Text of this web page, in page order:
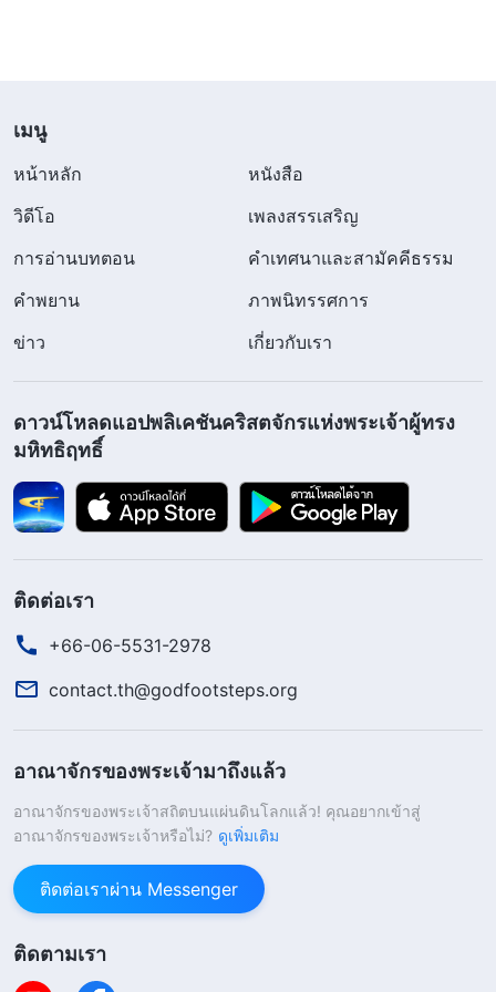
ธรรมชาติอันมุ่งร้ายเยี่ยงซาตาน นี่ยังเป็นอุปนิสัยอัน
เสื่อมทรามประเภทหนึ่งอีกด้วย ผู้คนคิดเช่นนี้ว่า ‘หาก
เธอร้ายกับฉัน เช่นนั้นแล้ว ฉันก็จะไม่ยุติธรรมกับเธอ!
มันไม่ใช่วิธีการคิดที่ผูกพยาบาทหรอกหรือ! ในทรรศนะ
ของบุคคลธรรมดาคนหนึ่ง มุมมองชนิดนี้ใช้การไม่ได้
หรอกหรือ? มุมมองนี้ฟังไม่ขึ้นกระนั้นหรือ?(ใช่)‘ฉันจะ
ไม่เล่นงาน หากฉันไม่ถูกเล่นงาน หากฉันถูกเล่นงาน
แน่นอนว่าฉันจะเล่นงานกลับ’ และ ‘นี่ละคือรสชาติยา
ขมของเจ้าเอง’—ผู้ไม่เชื่อทั้งหลายมักจะพูดสิ่งเหล่านี้
บ่อยครั้ง ในหมู่พวกเขา เหล่านี้คือเหตุผลทั้งหมดที่ถูก
ต้องและคล้อยตามมโนคติที่หลงผิดของมนุษย์อย่าง
ครบบริบูรณ์ แต่ทว่าบรรดาผู้ที่เชื่อในพระเจ้าและไล่
ตามเสาะหาความจริงควรมีทรรศนะเช่นไรต่อคำพูด
ไม่ถูกต้อง? แนวคิดเหล่านี้ควรถูกจัดว่ามีลักษณะเช่น
ไร? สิ่งเหล่านี้มีต้นกำเนิดมาจากที่ใด?(จากซาตาน)
สิ่งเหล่านี้มีต้นกำเนิดมาจากซาตาน ข้อนี้ไม่ต้องสงสัย
เลย สิ่งเหล่านี้มาจากส่วนใดของซาตาน? สิ่งเหล่านี้มา
จากธรรมชาติอันมุ่งร้ายของซาตาน สิ่งเหล่านี้บรรจุน้ำ
พิษ และบรรจุใบหน้าที่แท้จริงของซาตานในความมุ่ง
ร้ายและความอัปลักษณ์ของมันทั้งหมด สิ่งเหล่านี้บรรจุ
แก่นสารแท้จริงของธรรมชาตินั้น สิ่งใดคือธรรมชาติ
ของมุมมอง ความคิด การแสดงออก วาทะ และแม้
เมนู
หน้าหลัก
หนังสือ
วิดีโอ
เพลงสรรเสริญ
การอ่านบทตอน
คำเทศนาและสามัคคีธรรม
คำพยาน
ภาพนิทรรศการ
ข่าว
เกี่ยวกับเรา
ดาวน์โหลดแอปพลิเคชันคริสตจักรแห่งพระเจ้าผู้ทรง
มหิทธิฤทธิ์
ติดต่อเรา
+66-06-5531-2978
contact.th@godfootsteps.org
อาณาจักรของพระเจ้ามาถึงแล้ว
อาณาจักรของพระเจ้าสถิตบนแผ่นดินโลกแล้ว! คุณอยากเข้าสู่
อาณาจักรของพระเจ้าหรือไม่? ดูเพิ่มเติม
ติดต่อเราผ่าน Messenger
ติดตามเรา